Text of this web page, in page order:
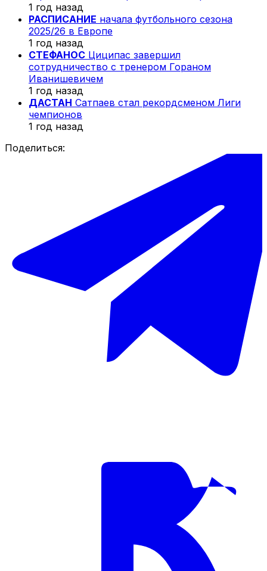
1 год назад
РАСПИСАНИЕ начала футбольного сезона
2025/26 в Европе
1 год назад
СТЕФАНОС Циципас завершил
сотрудничество с тренером Гораном
Иванишевичем
1 год назад
ДАСТАН Сатпаев стал рекордсменом Лиги
чемпионов
1 год назад
Поделиться: